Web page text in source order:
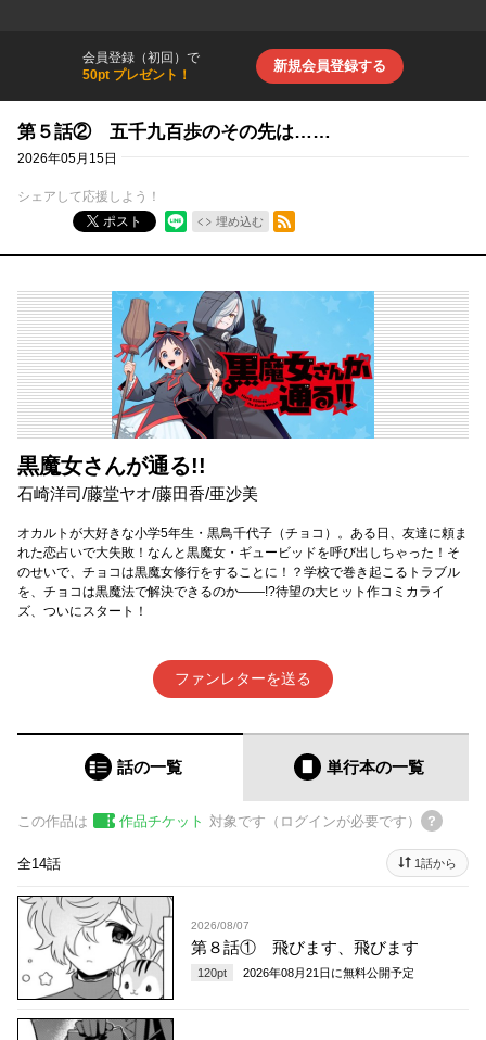
会員登録（初回）で
50pt プレゼント！
新規会員登録する
第５話② 五千九百歩のその先は……
2026年05月15日
シェアして応援しよう！
ポスト
埋め込む
RSSフィード
黒魔女さんが通る!!
石崎洋司/藤堂ヤオ/藤田香/亜沙美
オカルトが大好きな小学5年生・黒鳥千代子（チョコ）。ある日、友達に頼ま
れた恋占いで大失敗！なんと黒魔女・ギュービッドを呼び出しちゃった！そ
のせいで、チョコは黒魔女修行をすることに！？学校で巻き起こるトラブル
を、チョコは黒魔法で解決できるのか――!?待望の大ヒット作コミカライ
ズ、ついにスタート！
ファンレターを送る
話の一覧 単行本の一覧
この作品は 作品チケット 対象です（ログインが必要です）
全14話 1話から
2026/08/07
第８話① 飛びます、飛びます
120pt 2026年08月21日 に無料公開予定